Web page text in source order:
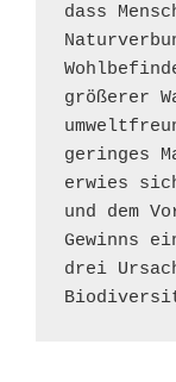
dass
größerer
geringes
erwies
und dem
Gewinns
drei